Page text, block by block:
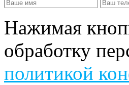
Нажимая
обработку
политикой